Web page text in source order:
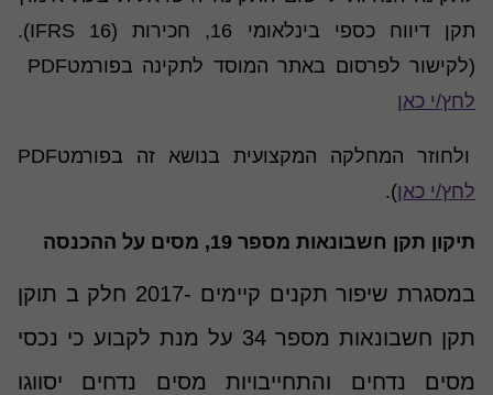
תקן דיווח כספי בינלאומי 16, חכירות (IFRS 16).
(לקישור לפרסום באתר המוסד לתקינה בפורמטPDF
לחץ/י כאן
ולחוזר המחלקה המקצועית בנושא זה בפורמטPDF
לחץ/י כאן).
תיקון תקן חשבונאות מספר 19, מסים על ההכנסה
במסגרת שיפור תקנים קיימים -2017 חלק ב תוקן
תקן חשבונאות מספר 34 על מנת לקבוע כי נכסי
מסים נדחים והתחייבויות מסים נדחים יסווגו